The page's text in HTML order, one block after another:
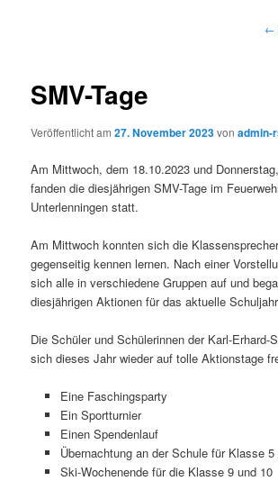
←
SMV-Tage
Veröffentlicht am27. November 2023vonadmin-
Am Mittwoch, dem 18.10.2023 und
fanden die diesjährigen SMV-Tage im
Unterlenningen statt.
Am Mittwoch konnten sich die
gegenseitig kennen lernen. Nach einer
sich alle in verschiedene Gruppen auf und
diesjährigen Aktionen für das aktuelle
Die Schüler und Schülerinnen der Karl-Erhard-
sich dieses Jahr wieder auf tolle Aktionstage
Eine Faschingsparty
Ein Sportturnier
Einen Spendenlauf
Übernachtung an der Schule für Klasse 5
Ski-Wochenende für die Klasse 9 und 10